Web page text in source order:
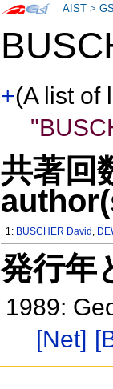
+(A list of
共著回
1: BUSCHER David ,
発行年
1989:
[Net]
AIST >